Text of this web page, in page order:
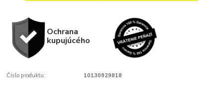
Ochrana
kupujúcého
Číslo produktu: 10130929818